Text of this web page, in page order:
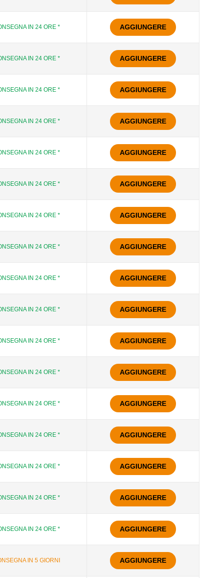
IN 24 ORE * AGGIUNGERE
IN 24 ORE * AGGIUNGERE
IN 24 ORE * AGGIUNGERE
IN 24 ORE * AGGIUNGERE
IN 24 ORE * AGGIUNGERE
IN 24 ORE * AGGIUNGERE
IN 24 ORE * AGGIUNGERE
IN 24 ORE * AGGIUNGERE
IN 24 ORE * AGGIUNGERE
IN 24 ORE * AGGIUNGERE
IN 24 ORE * AGGIUNGERE
IN 24 ORE * AGGIUNGERE
IN 24 ORE * AGGIUNGERE
IN 24 ORE * AGGIUNGERE
IN 24 ORE * AGGIUNGERE
IN 24 ORE * AGGIUNGERE
IN 24 ORE * AGGIUNGERE
IN 5 GIORNI AGGIUNGERE